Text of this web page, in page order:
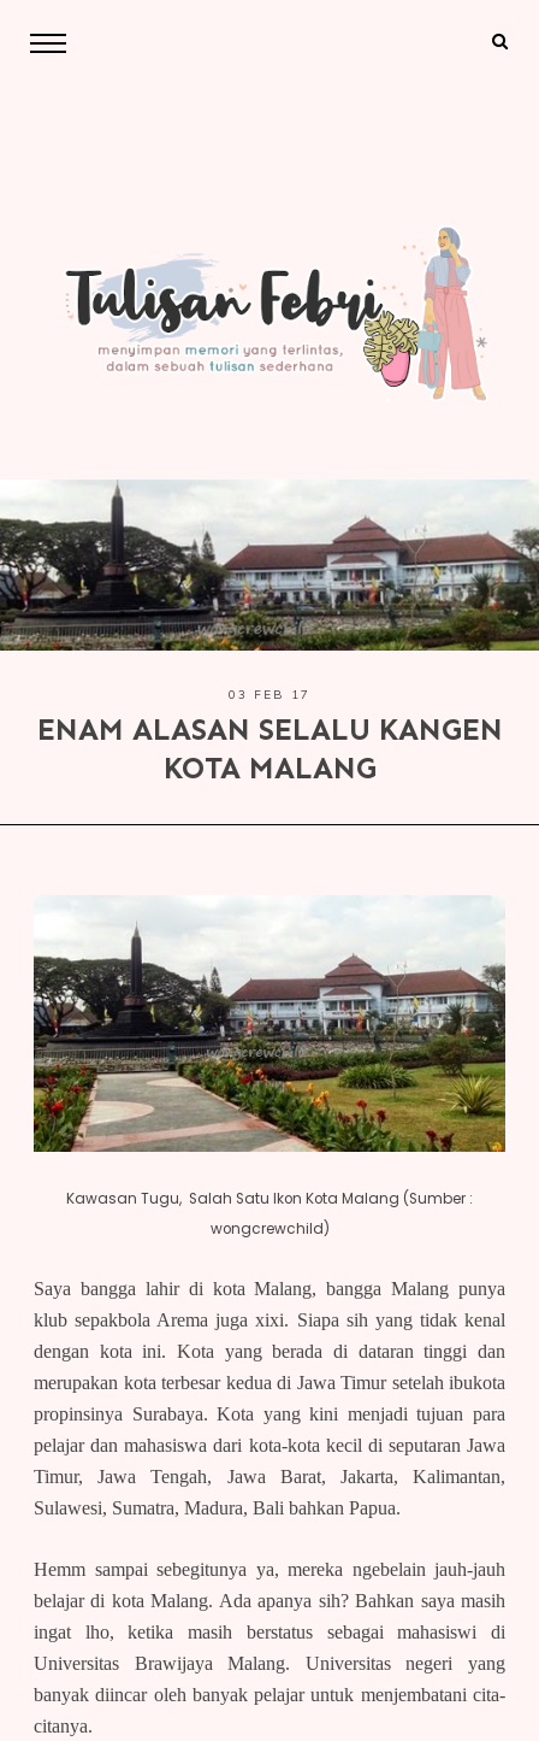
03 FEB 17
ENAM ALASAN SELALU KANGEN
KOTA MALANG
Kawasan Tugu, Salah Satu Ikon Kota Malang (Sumber :
wongcrewchild)
Saya bangga lahir di kota Malang, bangga Malang punya
klub sepakbola Arema juga xixi. Siapa sih yang tidak kenal
dengan kota ini. Kota yang berada di dataran tinggi dan
merupakan kota terbesar kedua di Jawa Timur setelah ibukota
propinsinya Surabaya. Kota yang kini menjadi tujuan para
pelajar dan mahasiswa dari kota-kota kecil di seputaran Jawa
Timur, Jawa Tengah, Jawa Barat, Jakarta, Kalimantan,
Sulawesi, Sumatra, Madura, Bali bahkan Papua.
Hemm sampai sebegitunya ya, mereka ngebelain jauh-jauh
belajar di kota Malang. Ada apanya sih? Bahkan saya masih
ingat lho, ketika masih berstatus sebagai mahasiswi di
Universitas Brawijaya Malang. Universitas negeri yang
banyak diincar oleh banyak pelajar untuk menjembatani cita-
citanya.